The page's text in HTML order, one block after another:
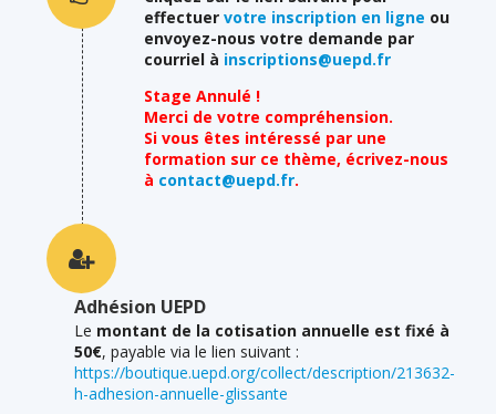
effectuer votre inscription en ligne ou
envoyez-nous votre demande par
courriel à inscriptions@uepd.fr
Stage Annulé !
Merci de votre compréhension.
Si vous êtes intéressé par une
formation sur ce thème, écrivez-nous
à contact@uepd.fr.
Adhésion UEPD
Le montant de la cotisation annuelle est fixé à
50€, payable via le lien suivant :
https://boutique.uepd.org/collect/description/213632-
h-adhesion-annuelle-glissante